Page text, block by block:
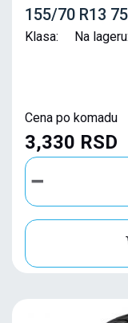
155/70 R13
Klasa: Na lageru:
Cena po komadu
3,330 RSD